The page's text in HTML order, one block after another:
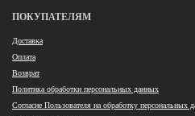
ПОКУПАТЕЛЯМ
Доставка
Оплата
Возврат
Политика обработки персональных данных
Согласие Пользователя на обработку персональных